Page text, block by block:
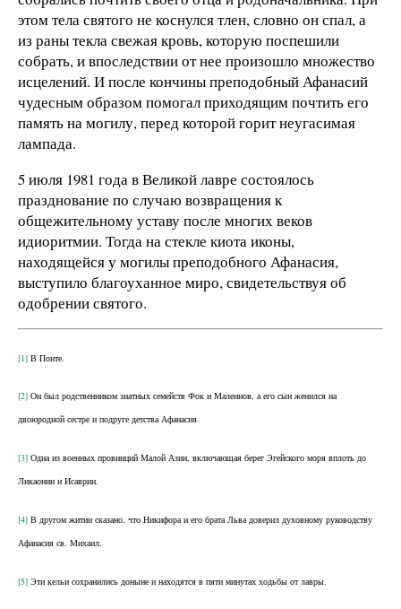
этом тела святого не коснулся тлен, словно он спал, а
из раны текла свежая кровь, которую поспешили
собрать, и впоследствии от нее произошло множество
исцелений. И после кончины преподобный Афанасий
чудесным образом помогал приходящим почтить его
память на могилу, перед которой горит неугасимая
лампада.
5 июля 1981 года в Великой лавре состоялось
празднование по случаю возвращения к
общежительному уставу после многих веков
идиоритмии. Тогда на стекле киота иконы,
находящейся у могилы преподобного Афанасия,
выступило благоуханное миро, свидетельствуя об
одобрении святого.
[1] В Понте.
[2] Он был родственником знатных семейств Фок и Малеинов, а его сын женился на
двоюродной сестре и подруге детства Афанасия.
[3] Одна из военных провинций Малой Азии, включающая берег Эгейского моря вплоть до
Ликаонии и Исаврии.
[4] В другом житии сказано, что Никифора и его брата Льва доверил духовному руководству
Афанасия св. Михаил.
[5] Эти кельи сохранились доныне и находятся в пяти минутах ходьбы от лавры.